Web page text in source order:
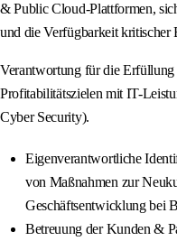
& Public Cloud-Plattformen,
und die Verfügbarkeit kritischer
Verantwortung für die
Profitabilitätszielen mit IT-
Cyber Security).
Eigenverantwortliche
von Maßnahmen zur
Geschäftsentwicklung bei
Betreuung der Kunden &